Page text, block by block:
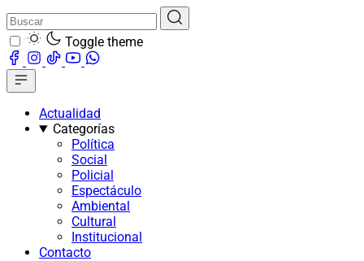
Toggle theme
Actualidad
Categorías
Política
Social
Policial
Espectáculo
Ambiental
Cultural
Institucional
Contacto